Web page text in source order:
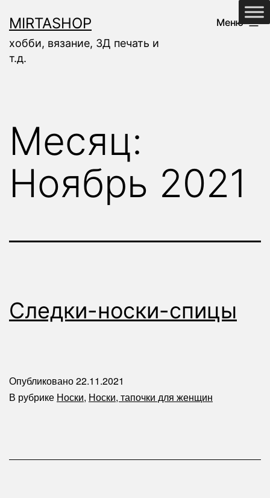
содержимому
MIRTASHOP
хобби, вязание, 3Д печать и
т.д.
Меню
Месяц:
Ноябрь 2021
Следки-носки-спицы
Опубликовано22.11.2021
В рубрике Носки, Носки, тапочки для женщин